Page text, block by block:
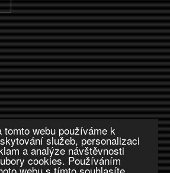
tomto webu používáme k
služeb, personalizaci
a analýze návštěvnosti
cookies. Používáním